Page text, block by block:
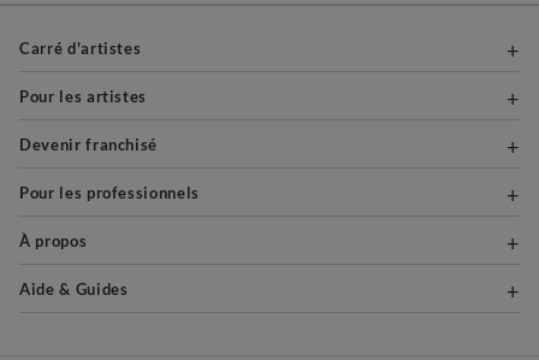
Carré d'artistes
Pour les artistes
Devenir franchisé
Pour les professionnels
À propos
Aide & Guides